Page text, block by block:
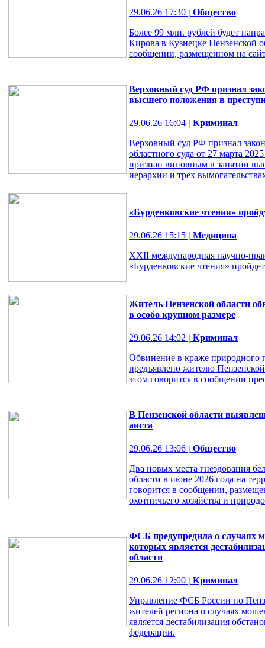
29.06.26 17:30 | Общество
Более 99 млн. рублей будет
Кирова в Кузнецке Пензенской
сообщении, размещенном на
Верховный суд РФ признал
высшего положения в
29.06.26 16:04 | Криминал
Верховный суд РФ признал
областного суда от 27 марта
признан виновным в занятии
иерархии и трех
«Бурденковские чтения»
29.06.26 15:15 | Медицина
XXII международная научно-
«Бурденковские чтения»
Житель Пензенской области
в особо крупном размере
29.06.26 14:02 | Криминал
Обвинение в краже природного
предъявлено жителю
этом говорится в сообщении
В Пензенской области
аиста
29.06.26 13:06 | Общество
Два новых места гнездования
области в июне 2026 года на
говорится в сообщении,
охотничьего хозяйства и
ФСБ предупредила о случаях
которых является
области
29.06.26 12:00 | Криминал
Управление ФСБ России по
жителей региона о случаях
является дестабилизация
федерации.